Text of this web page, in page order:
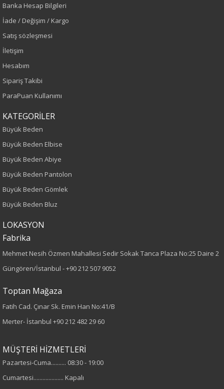
Bordo
Sezon
İlkbahar-Yaz
Yaş Grubu
Kalıp
Büyük Beden
Boy
75
Örme
Düz
Kumaş
%5 Elastan
Banka Hesap Bilgileri
İade / Değişim / Kargo
Satış sözleşmesi
İletişim
Hesabım
Sipariş Takibi
ParaPuan Kullanımı
KATEGORİLER
Büyük Beden
Büyük Beden Elbise
Büyük Beden Abiye
Büyük Beden Pantolon
Büyük Beden Gömlek
Büyük Beden Bluz
LOKASYON
Fabrika
Mehmet Nesih Özmen Mahallesi Sedir Sokak Tanca Plaza No:25 Daire 2
Güngören/İstanbul -+90 212 507 9052
Toptan Mağaza
Fatih Cad. Çınar Sk. Emin Han No:41/B
Merter- İstanbul +90 212 482 29 60
MÜŞTERİ HİZMETLERİ
Pazartesi-Cuma.......... 08:30 - 19:00
Cumartesi.................... Kapalı